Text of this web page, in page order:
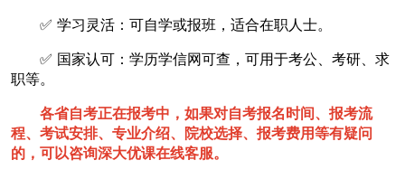
✅ 学习灵活：可自学或报班，适合在职人士。
✅ 国家认可：学历学信网可查，可用于考公、考研、求
职等。
各省自考正在报考中，如果对自考报名时间、报考流
程、考试安排、专业介绍、院校选择、报考费用等有疑问
的，可以咨询深大优课在线客服。